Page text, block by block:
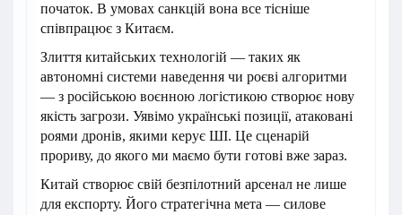
початок. В умовах санкцій вона все тісніше
співпрацює з Китаєм.
Злиття китайських технологій — таких як
автономні системи наведення чи роєві алгоритми
— з російською воєнною логістикою створює нову
якість загрози. Уявімо українські позиції, атаковані
роями дронів, якими керує ШІ. Це сценарій
прориву, до якого ми маємо бути готові вже зараз.
Китай створює свій безпілотний арсенал не лише
для експорту. Його стратегічна мета — силове